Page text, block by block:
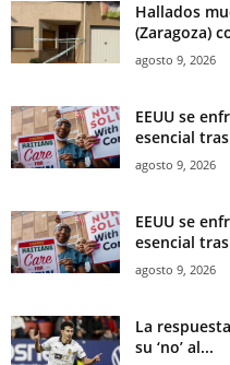
Hallados
(Zaragoza)
agosto 9, 2026
EEUU se
esencial
agosto 9, 2026
EEUU se
esencial
agosto 9, 2026
La
su ‘no’ al...